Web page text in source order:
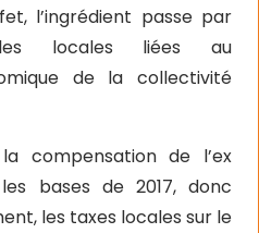
l’ingrédient passe par
locales liées au
de la collectivité
compensation de l’ex
bases de 2017, donc
les taxes locales sur le